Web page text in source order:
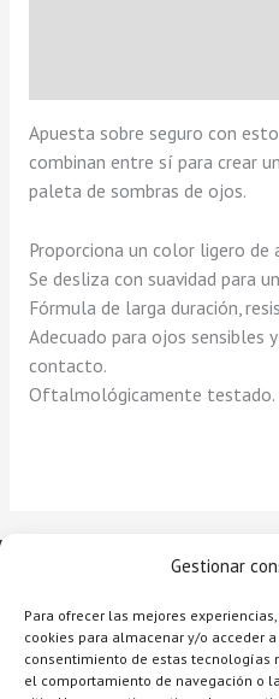
Gestionar
Para ofrecer las mejores
cookies para almacenar y/o acceder
consentimiento de estas tecnologías
el comportamiento de navegación o
Apuesta sobre seguro con
combinan entre sí para crear
paleta de sombras de ojos.
Proporciona un color ligero de
Se desliza con suavidad para
Fórmula de larga duración,
Adecuado para ojos sensibles
contacto.
Oftalmológicamente testado.